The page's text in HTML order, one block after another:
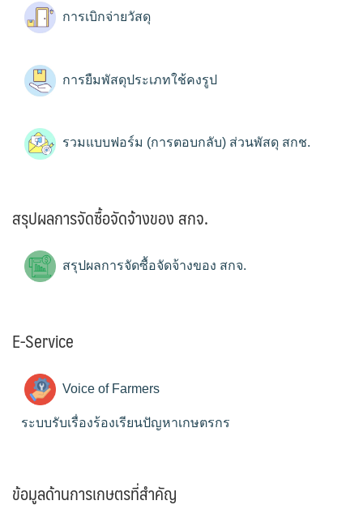
การเบิกจ่ายวัสดุ
การยืมพัสดุประเภทใช้คงรูป
รวมแบบฟอร์ม (การตอบกลับ) ส่วนพัสดุ สกช.
สรุปผลการจัดซื้อจัดจ้างของ สกจ.
สรุปผลการจัดซื้อจัดจ้างของ สกจ.
E-Service
Voice of Farmers
ระบบรับเรื่องร้องเรียนปัญหาเกษตรกร
ข้อมูลด้านการเกษตรที่สำคัญ